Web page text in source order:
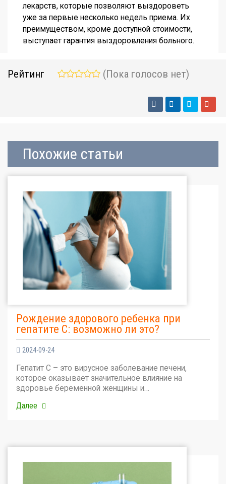
лекарств, которые позволяют выздороветь
уже за первые несколько недель приема. Их
преимуществом, кроме доступной стоимости,
выступает гарантия выздоровления больного.
Рейтинг (Пока голосов нет)
Похожие статьи
Рождение здорового ребенка при
гепатите С: возможно ли это?
2024-09-24
Гепатит С – это вирусное заболевание печени,
которое оказывает значительное влияние на
здоровье беременной женщины и…
Далее